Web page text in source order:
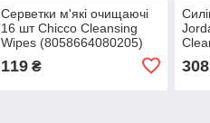
Серветки м'які очищаючі
16 шт Chicco Cleansing
Wipes (8058664080205)
119₴ 308